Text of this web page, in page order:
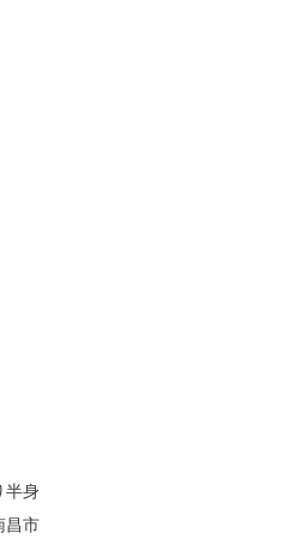
半身
昌市